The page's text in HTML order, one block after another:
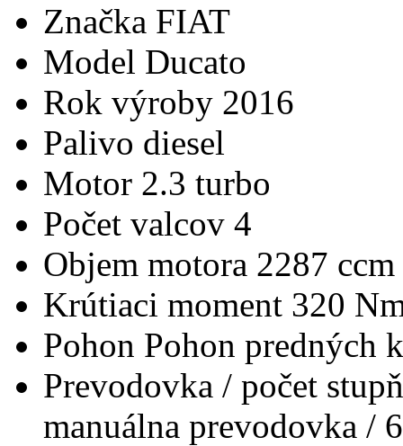
Značka FIAT
Model Ducato
Rok výroby 2016
Palivo diesel
Motor 2.3 turbo
Počet valcov 4
Objem motora 2287 ccm
Krútiaci moment 320
Pohon Pohon predných
Prevodovka / počet
manuálna prevodovka / 6